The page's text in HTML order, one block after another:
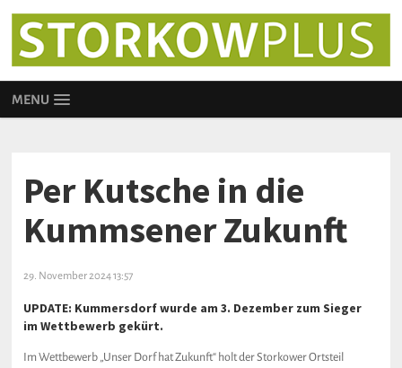
MENU
Per Kutsche in die
Kummsener Zukunft
29. November 2024 13:57
UPDATE: Kummersdorf wurde am 3. Dezember zum Sieger
im Wettbewerb gekürt.
Im Wettbewerb „Unser Dorf hat Zukunft“ holt der Storkower Ortsteil